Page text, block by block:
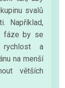
svalů
Například,
fáze by se
a
na menší
větších